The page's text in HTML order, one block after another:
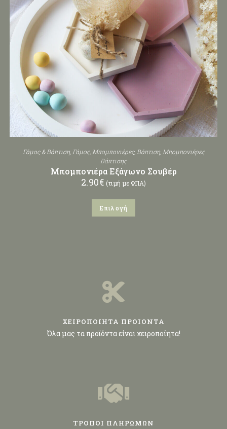
Γάμος & Βάπτιση, Γάμος, Μπομπονιέρες, Βάπτιση, Μπομπονιέρες
Βάπτισης
Μπομπονιέρα Εξάγωνο Σουβέρ
2.90€ (τιμή με ΦΠΑ)
Επιλογή
ΧΕΙΡΟΠΟΙΗΤΑ ΠΡΟΙΟΝΤΑ
Όλα μας τα προϊόντα είναι χειροποίητα!
ΤΡΟΠΟΙ ΠΛΗΡΩΜΩΝ